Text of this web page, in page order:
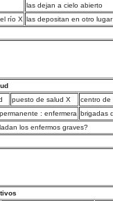
las dejan a cielo abierto
río X las depositan en otro lugar
puesto de salud X
centro de
: enfermera brigadas
los enfermos graves?